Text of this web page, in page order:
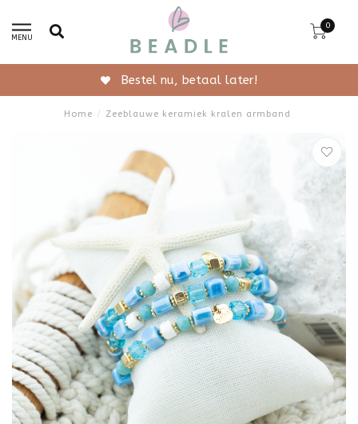
MENU
0
Bestel nu, betaal later!
Home / Zeeblauwe keramiek kralen armband